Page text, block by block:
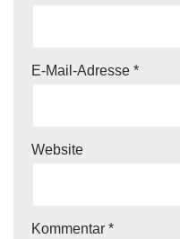
E-Mail-Adresse *
Website
Kommentar *